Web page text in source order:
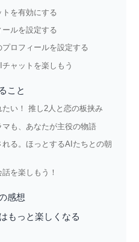
を有効にする
ルを設定する
ロフィールを設定する
ャットを楽しもう
こと
たい！ 推し2人と恋の板挟み
マも、あなたが主役の物語
れる。ほっとするAIたちとの朝
を楽しもう！
感想
もっと楽しくなる